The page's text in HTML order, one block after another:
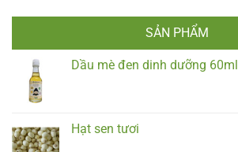
SẢN PHẨM
Dầu mè đen dinh dưỡng 60ml
Hạt sen tươi